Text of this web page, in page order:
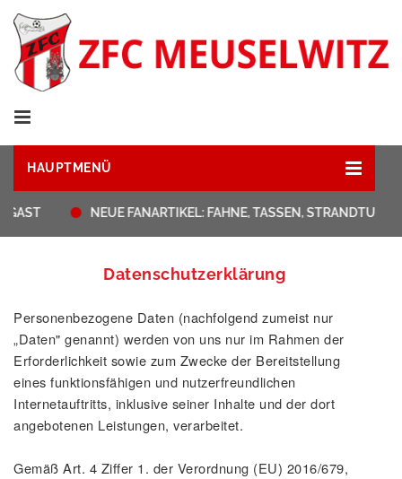
HAUPTMENÜ
NEUE FANARTIKEL: FAHNE, TASSEN, STRANDTUCH &
Datenschutzerklärung
Personenbezogene Daten (nachfolgend zumeist nur
„Daten" genannt) werden von uns nur im Rahmen der
Erforderlichkeit sowie zum Zwecke der Bereitstellung
eines funktionsfähigen und nutzerfreundlichen
Internetauftritts, inklusive seiner Inhalte und der dort
angebotenen Leistungen, verarbeitet.
Gemäß Art. 4 Ziffer 1. der Verordnung (EU) 2016/679,